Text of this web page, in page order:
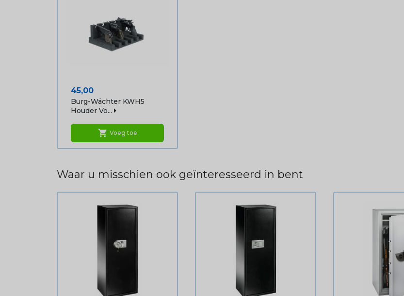
Prijs
45,00
Burg-Wächter KWH5
Houder Vo...
shopping_cart Voeg toe
Waar u misschien ook geïnteresseerd in bent